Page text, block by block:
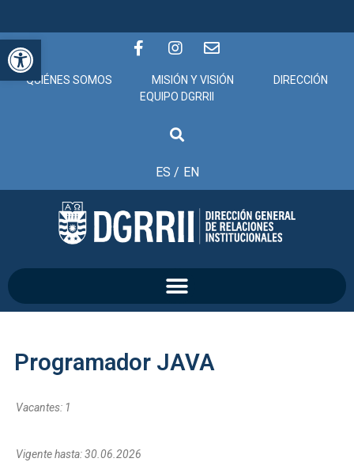
Abrir barra de herramientas
QUIÉNES SOMOS MISIÓN Y VISIÓN
DIRECCIÓN
EQUIPO DGRRII
ES / EN
Programador JAVA
Vacantes: 1
Vigente hasta: 30.06.2026